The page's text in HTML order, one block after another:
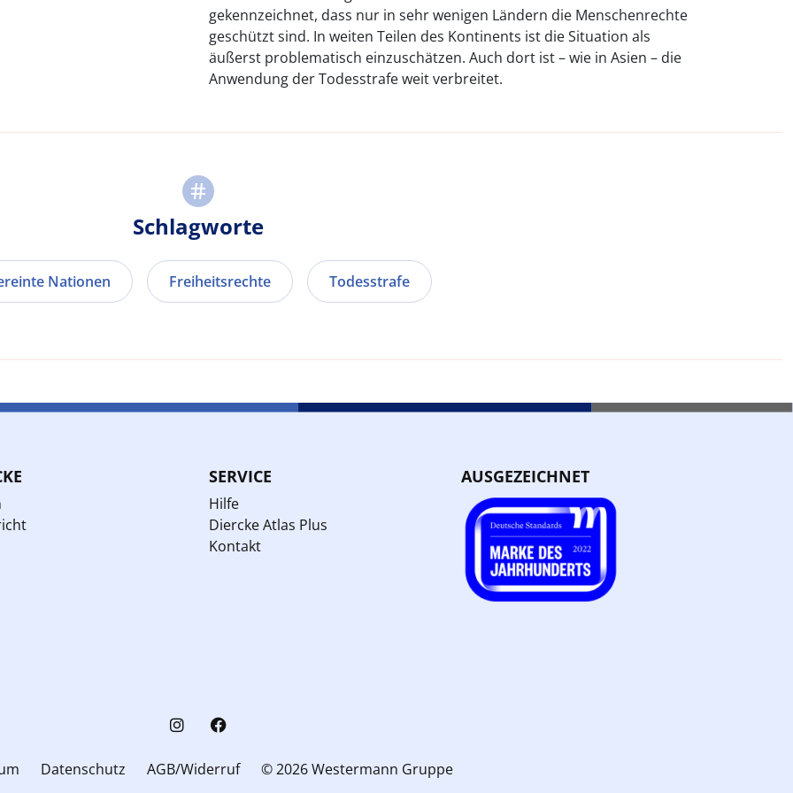
gekennzeichnet, dass nur in sehr wenigen Ländern die Menschenrechte
geschützt sind. In weiten Teilen des Kontinents ist die Situation als
äußerst problematisch einzuschätzen. Auch dort ist – wie in Asien – die
Anwendung der Todesstrafe weit verbreitet.
Schlagworte
Nationen Freiheitsrechte Todesstrafe
SERVICE
Hilfe
Diercke Atlas Plus
Kontakt
AUSGEZEICHNET
Datenschutz AGB/Widerruf © 2026 Westermann Gruppe